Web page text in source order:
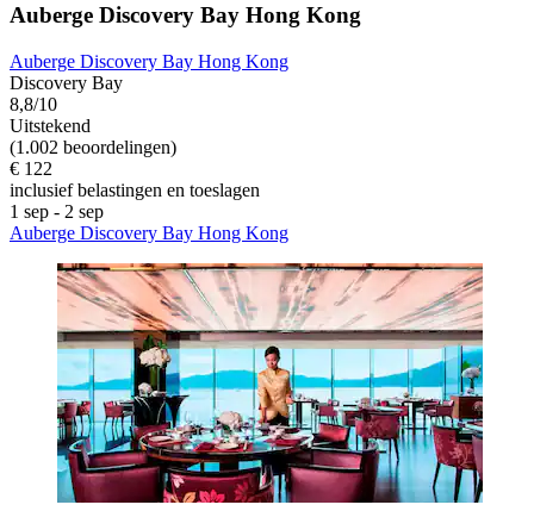
Auberge Discovery Bay Hong Kong
Auberge Discovery Bay Hong Kong
Discovery Bay
8,8/10
Uitstekend
(1.002 beoordelingen)
€ 122
inclusief belastingen en toeslagen
1 sep - 2 sep
Auberge Discovery Bay Hong Kong